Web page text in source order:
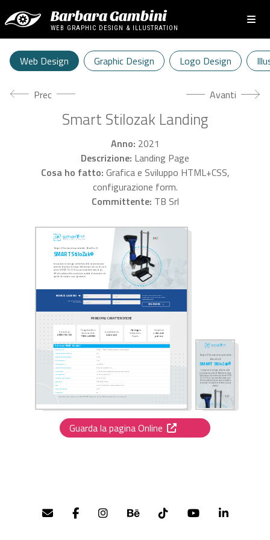
Barbara Gambini
WEB GRAPHIC DESIGN & ILLUSTRATION
Web Design Graphic Design Logo Design
Articolo precedente: Defremm Landing
Prec Articolo
Avanti
Smart Stilozak Landing
Anno: 2021
Descrizione: Landing Page
Cosa ho fatto: Grafica e Sviluppo HTML+CSS,
configurazione form.
Committente: TB Srl
Guarda la pagina Online